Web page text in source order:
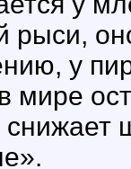
рыси,
у
мире